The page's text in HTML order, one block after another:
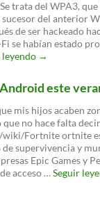
trata del WPA3,
del anterior
de ser hackeado
se habían estado
leyendo El
es
oficial:
un
nuevo
protocolo
para
proteger
tu
→
Android este
mis hijos acaben
no hace falta
Fortnite ortnite
supervivencia y
Epic Games y
acceso …Seguir